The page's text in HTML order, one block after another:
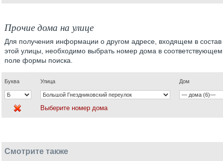
Прочие дома на улице
Для получения информации о другом адресе, входящем в состав
этой улицы, необходимо выбрать номер дома в соответствующем
поле формы поиска.
Буква Улица Дом
Выберите номер дома
Смотрите также